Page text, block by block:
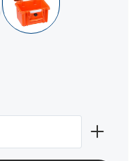
/ mit Würfelschaum
orange / leer
Wert ein oder